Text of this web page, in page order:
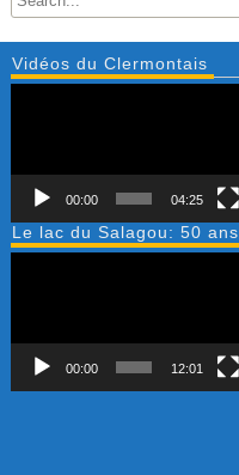
Vidéos du Clermontais
00:00 04:25
Le lac du Salagou: 50 ans
00:00 12:01